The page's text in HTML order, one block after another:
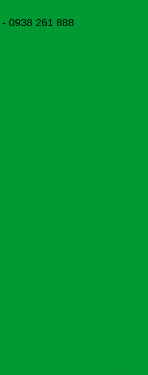
- 0938 261 888